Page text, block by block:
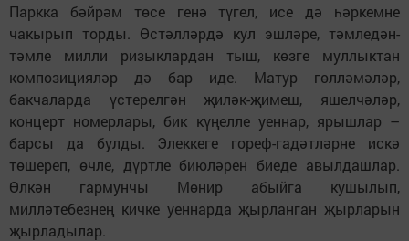
Паркка бәйрәм төсе генә түгел, исе дә һәркемне
чакырып торды. Өстәлләрдә кул эшләре, тәмледән-
тәмле милли ризыклардан тыш, көзге муллыктан
композицияләр дә бар иде. Матур гөлләмәләр,
бакчаларда үстерелгән җиләк-җимеш, яшелчәләр,
концерт номерлары, бик күңелле уеннар, ярышлар –
барсы да булды. Элеккеге гореф-гадәтләрне искә
төшереп, өчле, дүртле биюләрен биеде авылдашлар.
Өлкән гармунчы Мөнир абыйга кушылып,
милләтебезнең кичке уеннарда җырланган җырларын
җырладылар.